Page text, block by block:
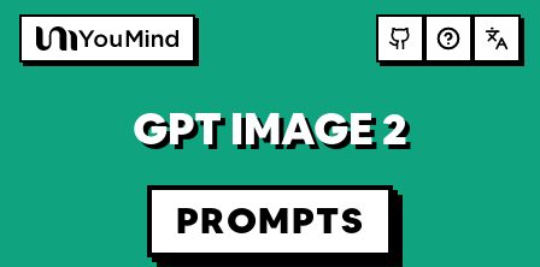
GPT IMAGE 2
PROMPTS